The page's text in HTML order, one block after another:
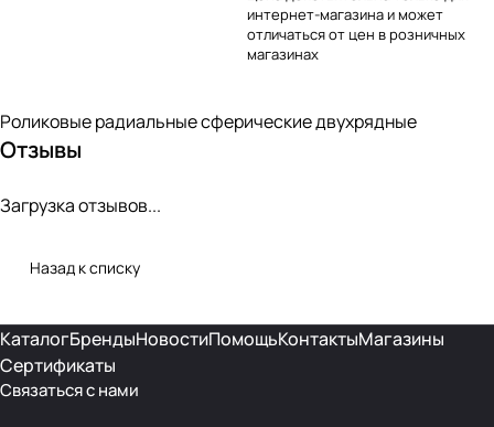
интернет-магазина и может
отличаться от цен в розничных
магазинах
Роликовые радиальные сферические двухрядные
Отзывы
Загрузка отзывов...
Назад к списку
КаталогБрендыНовостиПомощьКонтактыМагазины
Сертификаты
Связаться с нами